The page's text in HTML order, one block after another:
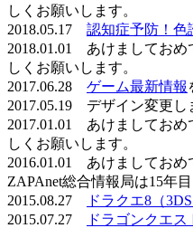
しくお願いします。
2018.05.17 認知症予防！色
2018.01.01 あけましておめ
しくお願いします。
2017.06.28 ゲーム最新情報
2017.05.19 デザイン変更し
2017.01.01 あけましておめ
しくお願いします。
2016.01.01 あけましてお
ZAPAnet総合情報局は15年
2015.08.27
ドラクエ8（
2015.07.27
ドラゴンクエ